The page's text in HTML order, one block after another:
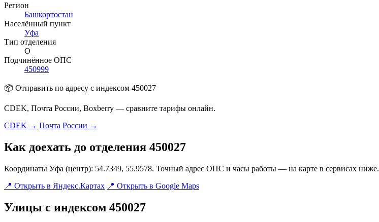
Регион
Башкортостан
Населённый пункт
Уфа
Тип отделения
О
Подчинённое ОПС
450999
📦 Отправить по адресу с индексом 450027
CDEK, Почта России, Boxberry — сравните тарифы онлайн.
CDEK → Почта России →
Как доехать до отделения 450027
Координаты Уфа (центр): 54.7349, 55.9578. Точный адрес ОПС и часы работы — на карте в сервисах ниже.
📍 Открыть в Яндекс.Картах 📍 Открыть в Google Maps
Улицы с индексом 450027